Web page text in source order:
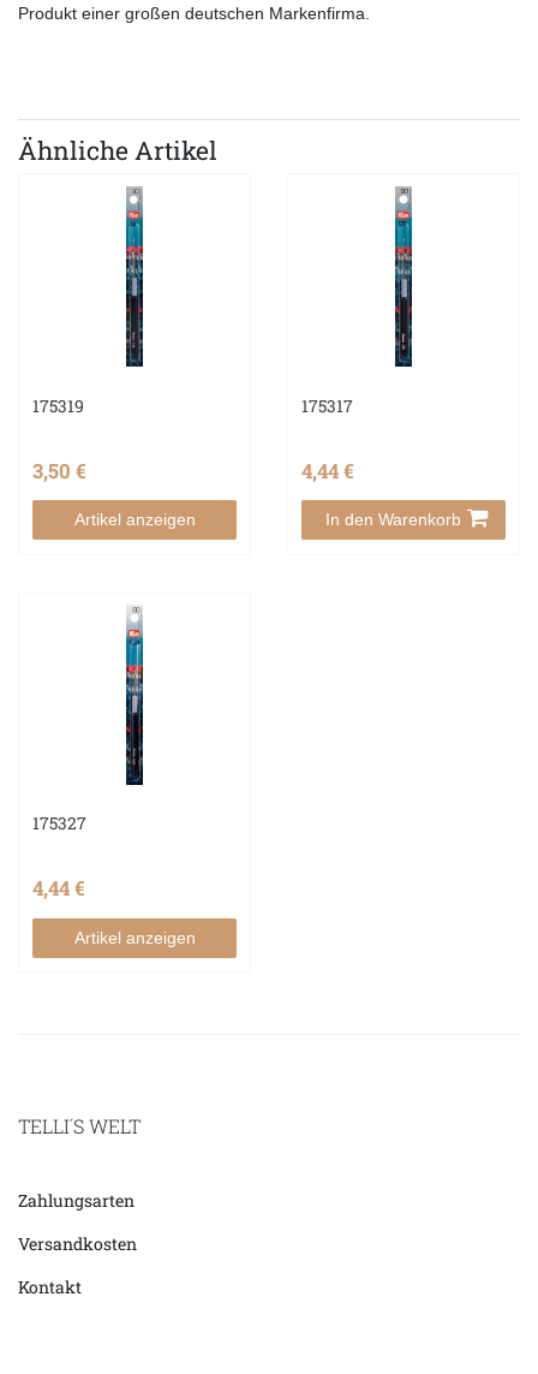
Produkt einer großen deutschen Markenfirma.
Ähnliche Artikel
175319
3,50 €
Artikel anzeigen
175317
4,44 €
In den Warenkorb
175327
4,44 €
Artikel anzeigen
TELLI´S WELT
Zahlungsarten
Versandkosten
Kontakt